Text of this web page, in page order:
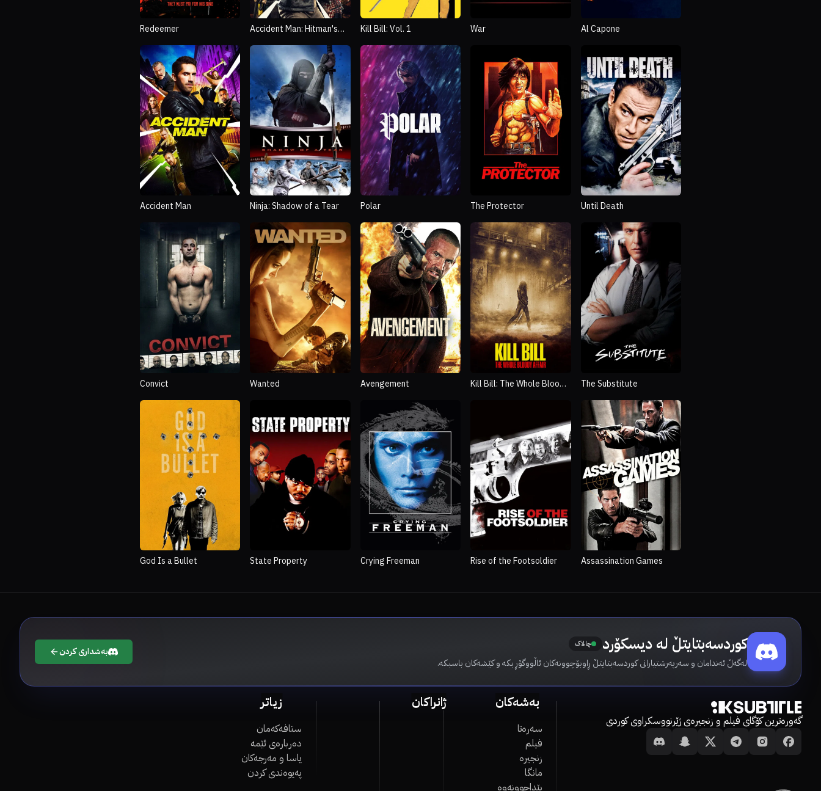
Redeemer
Accident Man: Hitman's
Kill Bill: Vol. 1 War Al Capone
Accident Man Ninja: Shadow of a Tear Polar The Protector Until Death
Convict Wanted Avengement
Kill Bill: The Whole Bloody
The Substitute
God Is a Bullet State Property Crying Freeman Rise of the Footsoldier Assassination Games
کوردسەبتایتڵ لە دیسکۆرد چالاک
لەگەڵ ئەندامان و سەرپەرشتیارانی کوردسەبتایتڵ ڕاوبۆچوونەکان ئاڵووگۆڕ بکە و کێشەکان باسبکە.
بەشداری کردن
گەورەترین کۆگای فیلم و زنجیرەی ژێرنووسکراوی کوردی
بەشەکان
سەرەتا
فیلم
زنجیرە
مانگا
پێداچوونەوە
ژانراکان زیاتر
ستافەکەمان
دەربارەی ئێمە
یاسا و مەرجەکان
پەیوەندی کردن